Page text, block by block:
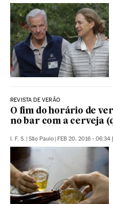
REVISTA DE VERÃO
O fim do horário de
no bar com a cerveja
I. F. S. | São Paulo | FEB 20, 2016 - 06:34